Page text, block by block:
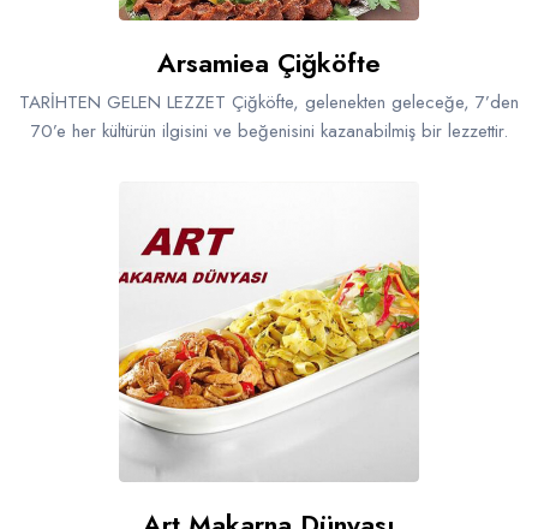
Arsamiea Çiğköfte
TARİHTEN GELEN LEZZET Çiğköfte, gelenekten geleceğe, 7’den
70’e her kültürün ilgisini ve beğenisini kazanabilmiş bir lezzettir.